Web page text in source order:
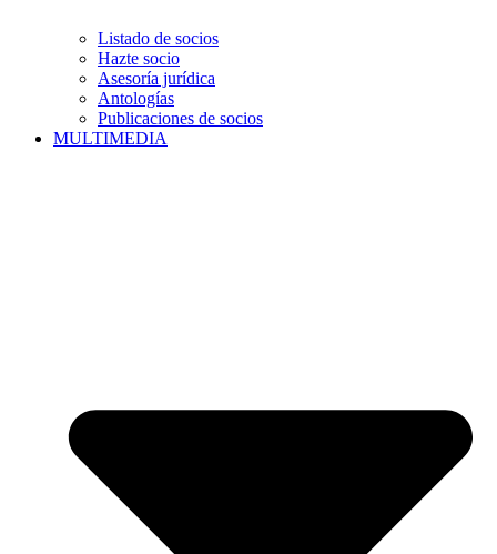
Listado de socios
Hazte socio
Asesoría jurídica
Antologías
Publicaciones de socios
MULTIMEDIA